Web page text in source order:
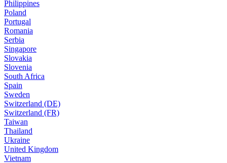
Philippines
Poland
Portugal
Romania
Serbia
Singapore
Slovakia
Slovenia
South Africa
Spain
Sweden
Switzerland (DE)
Switzerland (FR)
Taiwan
Thailand
Ukraine
United Kingdom
Vietnam